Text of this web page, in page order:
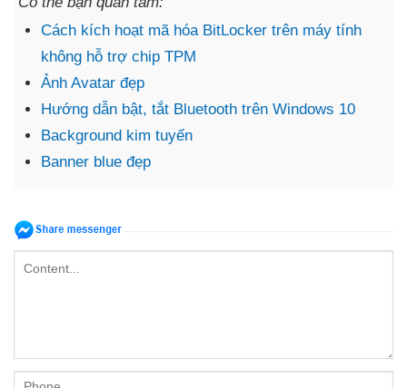
Cách kích hoạt mã hóa BitLocker trên máy tính
không hỗ trợ chip TPM
Ảnh Avatar đẹp
Hướng dẫn bật, tắt Bluetooth trên Windows 10
Background kim tuyến
Banner blue đẹp